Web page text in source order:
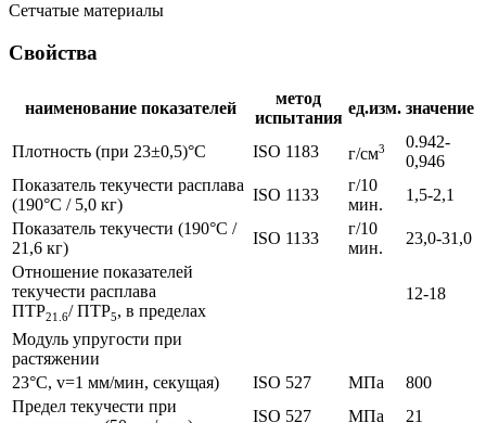
Cетчатые материалы
Свойства
наименование показателей
метод
испытания
ед.изм. значение
Плотность (при 23±0,5)°C ISO 1183 г/см3
0.942-
0,946
Показатель текучести расплава
(190°C / 5,0 кг)
ISO 1133
г/10
мин.
1,5-2,1
Показатель текучести (190°C /
21,6 кг)
ISO 1133
г/10
мин.
23,0-31,0
Отношение показателей
текучести расплава
ПТР21.6/ ПТР5, в пределах
12-18
Модуль упругости при
растяжении
23°C, v=1 мм/мин, секущая)
ISO 527 МПа
800
Предел текучести при
ISO 527 МПа
21